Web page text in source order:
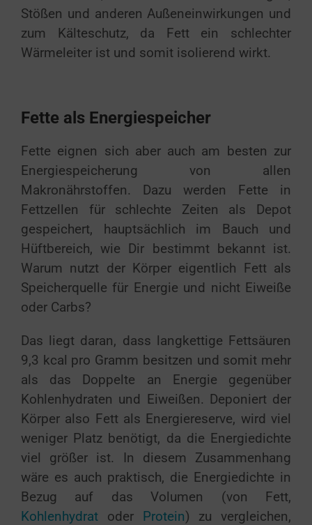
Stößen und anderen Außeneinwirkungen und
zum Kälteschutz, da Fett ein schlechter
Wärmeleiter ist und somit isolierend wirkt.
Fette als Energiespeicher
Fette eignen sich aber auch am besten zur
Energiespeicherung von allen
Makronährstoffen. Dazu werden Fette in
Fettzellen für schlechte Zeiten als Depot
gespeichert, hauptsächlich im Bauch und
Hüftbereich, wie Dir bestimmt bekannt ist.
Warum nutzt der Körper eigentlich Fett als
Speicherquelle für Energie und nicht Eiweiße
oder Carbs?
Das liegt daran, dass langkettige Fettsäuren
9,3 kcal pro Gramm besitzen und somit mehr
als das Doppelte an Energie gegenüber
Kohlenhydraten und Eiweißen. Deponiert der
Körper also Fett als Energiereserve, wird viel
weniger Platz benötigt, da die Energiedichte
viel größer ist. In diesem Zusammenhang
wäre es auch praktisch, die Energiedichte in
Bezug auf das Volumen (von Fett,
Kohlenhydrat oder Protein) zu vergleichen,